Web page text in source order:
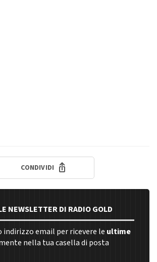
CONDIVIDI
NEWSLETTER DI RADIO GOLD
indirizzo email per ricevere le ultime
nella tua casella di posta